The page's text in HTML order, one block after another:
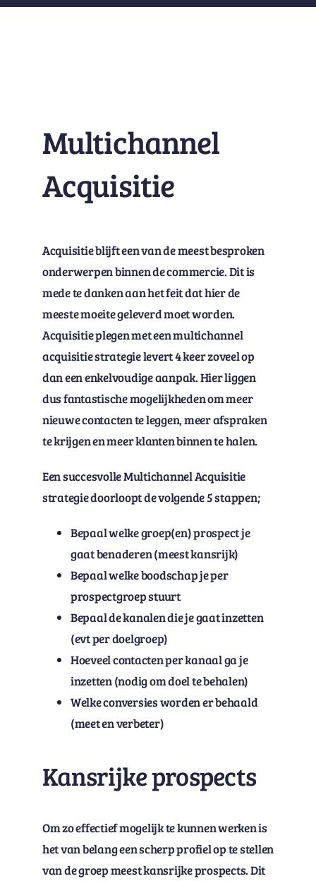
Multichannel
Acquisitie
Acquisitie blijft een van de meest besproken
onderwerpen binnen de commercie. Dit is
mede te danken aan het feit dat hier de
meeste moeite geleverd moet worden.
Acquisitie plegen met een multichannel
acquisitie strategie levert 4 keer zoveel op
dan een enkelvoudige aanpak. Hier liggen
dus fantastische mogelijkheden om meer
nieuwe contacten te leggen, meer afspraken
te krijgen en meer klanten binnen te halen.
Een succesvolle Multichannel Acquisitie
strategie doorloopt de volgende 5 stappen;
Bepaal welke groep(en) prospect je
gaat benaderen (meest kansrijk)
Bepaal welke boodschap je per
prospectgroep stuurt
Bepaal de kanalen die je gaat inzetten
(evt per doelgroep)
Hoeveel contacten per kanaal ga je
inzetten (nodig om doel te behalen)
Welke conversies worden er behaald
(meet en verbeter)
Kansrijke prospects
Om zo effectief mogelijk te kunnen werken is
het van belang een scherp profiel op te stellen
van de groep meest kansrijke prospects. Dit